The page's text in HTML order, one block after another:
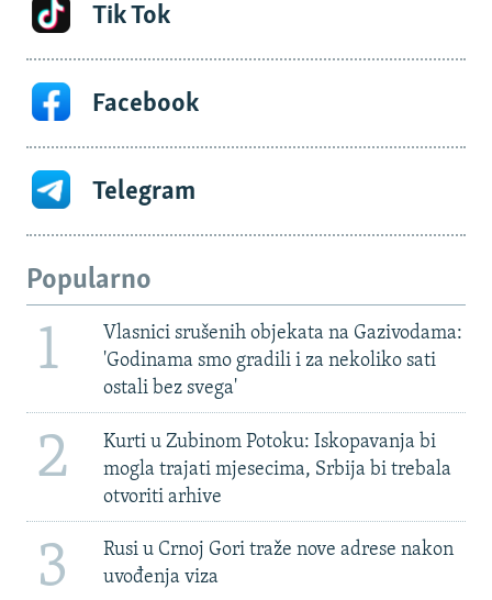
Tik Tok
Facebook
Telegram
Popularno
1
Vlasnici srušenih objekata na Gazivodama:
'Godinama smo gradili i za nekoliko sati
ostali bez svega'
2
Kurti u Zubinom Potoku: Iskopavanja bi
mogla trajati mjesecima, Srbija bi trebala
otvoriti arhive
3
Rusi u Crnoj Gori traže nove adrese nakon
uvođenja viza